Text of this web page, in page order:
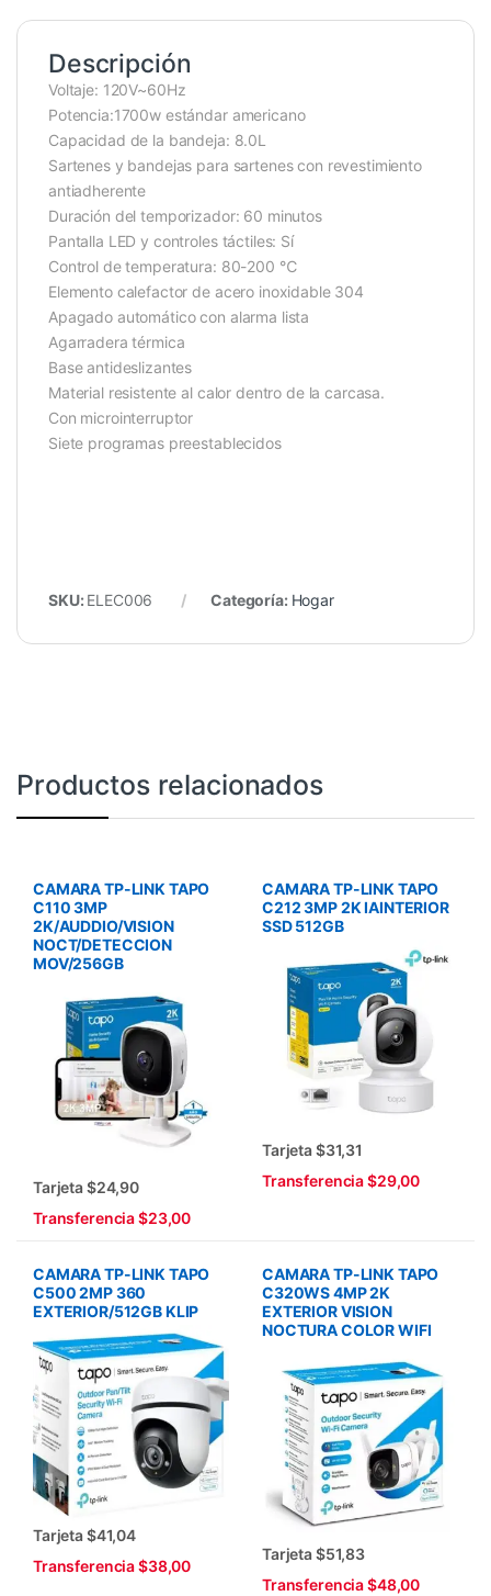
Descripción
Voltaje: 120V~60Hz
Potencia:1700w estándar americano
Capacidad de la bandeja: 8.0L
Sartenes y bandejas para sartenes con revestimiento
antiadherente
Duración del temporizador: 60 minutos
Pantalla LED y controles táctiles: Sí
Control de temperatura: 80-200 ℃
Elemento calefactor de acero inoxidable 304
Apagado automático con alarma lista
Agarradera térmica
Base antideslizantes
Material resistente al calor dentro de la carcasa.
Con microinterruptor
Siete programas preestablecidos
SKU: ELEC006 Categoría: Hogar
Productos relacionados
CAMARA TP-LINK TAPO
C110 3MP
2K/AUDDIO/VISION
NOCT/DETECCION
MOV/256GB
Tarjeta $24,90
Transferencia $23,00
CAMARA TP-LINK TAPO
C212 3MP 2K IAINTERIOR
SSD 512GB
Tarjeta $31,31
Transferencia $29,00
CAMARA TP-LINK TAPO
C500 2MP 360
EXTERIOR/512GB KLIP
Tarjeta $41,04
Transferencia $38,00
CAMARA TP-LINK TAPO
C320WS 4MP 2K
EXTERIOR VISION
NOCTURA COLOR WIFI
Tarjeta $51,83
Transferencia $48,00